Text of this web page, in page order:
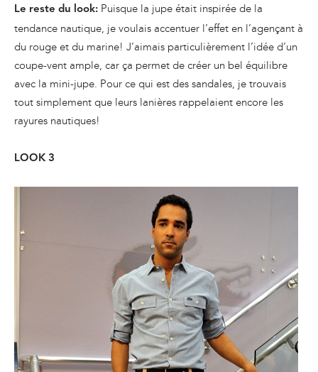
Le reste du look: Puisque la jupe était inspirée de la
tendance nautique, je voulais accentuer l’effet en l’agençant à
du rouge et du marine! J’aimais particulièrement l’idée d’un
coupe-vent ample, car ça permet de créer un bel équilibre
avec la mini-jupe. Pour ce qui est des sandales, je trouvais
tout simplement que leurs lanières rappelaient encore les
rayures nautiques!
LOOK 3